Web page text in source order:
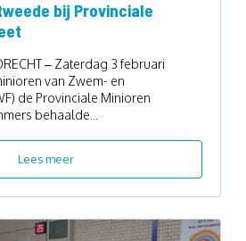
bij Provinciale
– Zaterdag 3 februari
van Zwem- en
de Provinciale Minioren
behaalde...
Lees meer